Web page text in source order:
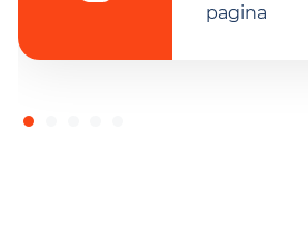
pagina